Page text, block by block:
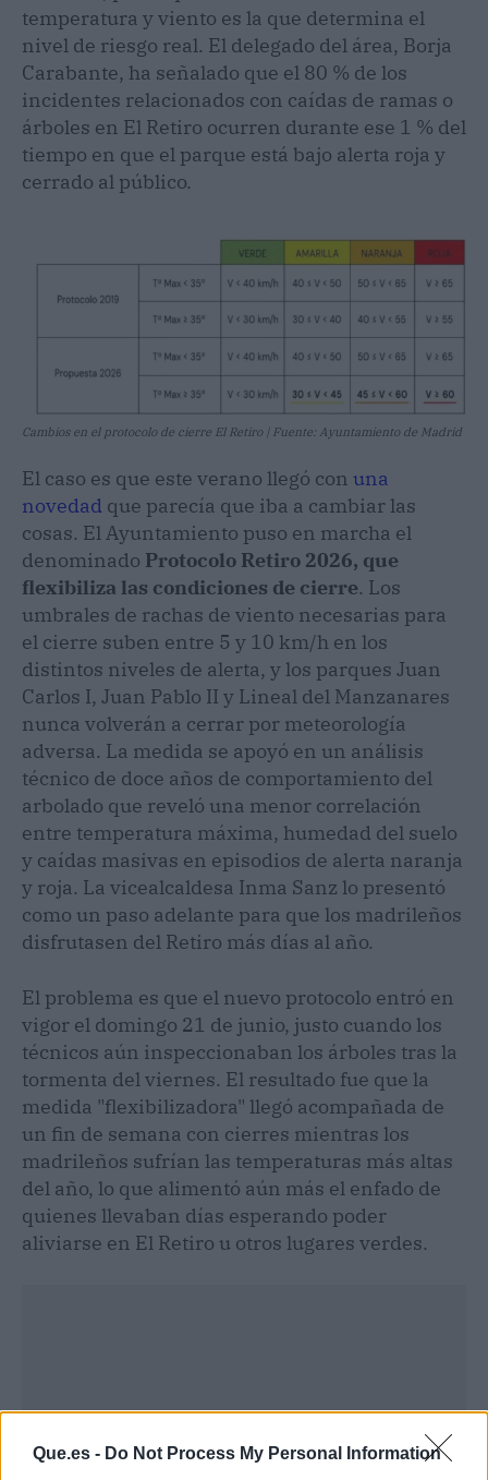
Que.es - Do Not Process My Personal Information
temperatura y viento es la que determina el
nivel de riesgo real. El delegado del área, Borja
Carabante, ha señalado que el 80 % de los
incidentes relacionados con caídas de ramas o
árboles en El Retiro ocurren durante ese 1 % del
tiempo en que el parque está bajo alerta roja y
cerrado al público.
Cambios en el protocolo de cierre El Retiro | Fuente: Ayuntamiento de Madrid
El caso es que este verano llegó con una
novedad que parecía que iba a cambiar las
cosas. El Ayuntamiento puso en marcha el
denominado Protocolo Retiro 2026, que
flexibiliza las condiciones de cierre. Los
umbrales de rachas de viento necesarias para
el cierre suben entre 5 y 10 km/h en los
distintos niveles de alerta, y los parques Juan
Carlos I, Juan Pablo II y Lineal del Manzanares
nunca volverán a cerrar por meteorología
adversa. La medida se apoyó en un análisis
técnico de doce años de comportamiento del
arbolado que reveló una menor correlación
entre temperatura máxima, humedad del suelo
y caídas masivas en episodios de alerta naranja
y roja. La vicealcaldesa Inma Sanz lo presentó
como un paso adelante para que los madrileños
disfrutasen del Retiro más días al año.
El problema es que el nuevo protocolo entró en
vigor el domingo 21 de junio, justo cuando los
técnicos aún inspeccionaban los árboles tras la
tormenta del viernes. El resultado fue que la
medida "flexibilizadora" llegó acompañada de
un fin de semana con cierres mientras los
madrileños sufrían las temperaturas más altas
del año, lo que alimentó aún más el enfado de
quienes llevaban días esperando poder
aliviarse en El Retiro u otros lugares verdes.